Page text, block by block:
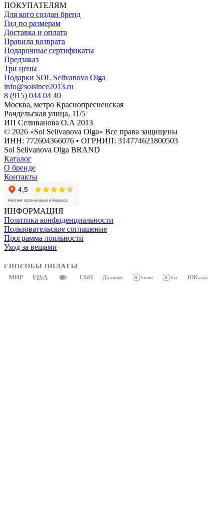
ПОКУПАТЕЛЯМ
Для кого создан бренд
Гид по размерам
Доставка и оплата
Правила возврата
Подарочные сертификаты
Предзаказ
Три цены
Подарки SOL Selivanova Olga
info@solsince2013.ru
8 (915) 044 04 40
Москва, метро Краснопресненская
Рочдельская улица, 11/5
ИП Селиванова О.А 2013
© 2026 «Sol Selivanova Olga» Все права защищены
ИНН: 772604366076 • ОГРНИП: 314774621800503
Sol Selivanova Olga BRAND
Каталог
О бренде
Контакты
ИНФОРМАЦИЯ
Политика конфиденциальности
Пользовательское соглашение
Программа лояльности
Уход за вещами
СПОСОБЫ ОПЛАТЫ
МИР VISA СБП Долями Я Сплит Я Pay ЮKassa